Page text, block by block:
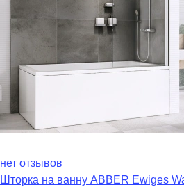
нет отзывов
Шторка на ванну ABBER Ewiges